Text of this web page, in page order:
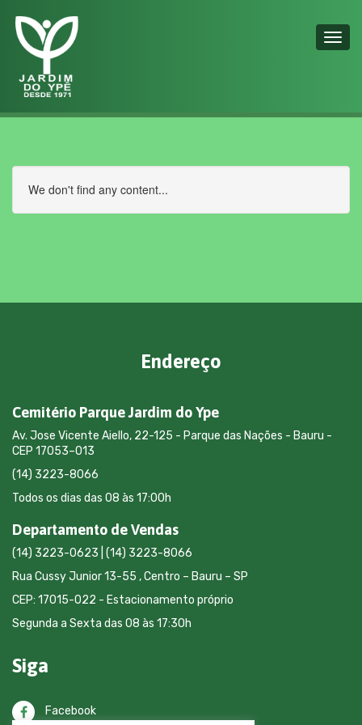
We don't find any content...
Endereço
Cemitério Parque Jardim do Ype
Av. Jose Vicente Aiello, 22-125 - Parque das Nações - Bauru -
CEP 17053–013
(14) 3223-8066
Todos os dias das 08 às 17:00h
Departamento de Vendas
(14) 3223-0623 | (14) 3223-8066
Rua Cussy Junior 13-55 , Centro – Bauru – SP
CEP: 17015-022 - Estacionamento próprio
Segunda a Sexta das 08 às 17:30h
Siga
Facebook